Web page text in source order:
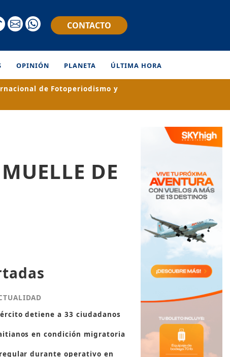
CONTACTO
OPINIÓN PLANETA ÚLTIMA HORA
de Fotoperiodismo y
DE
detiene a 33 ciudadanos
en condición migratoria
durante operativo en